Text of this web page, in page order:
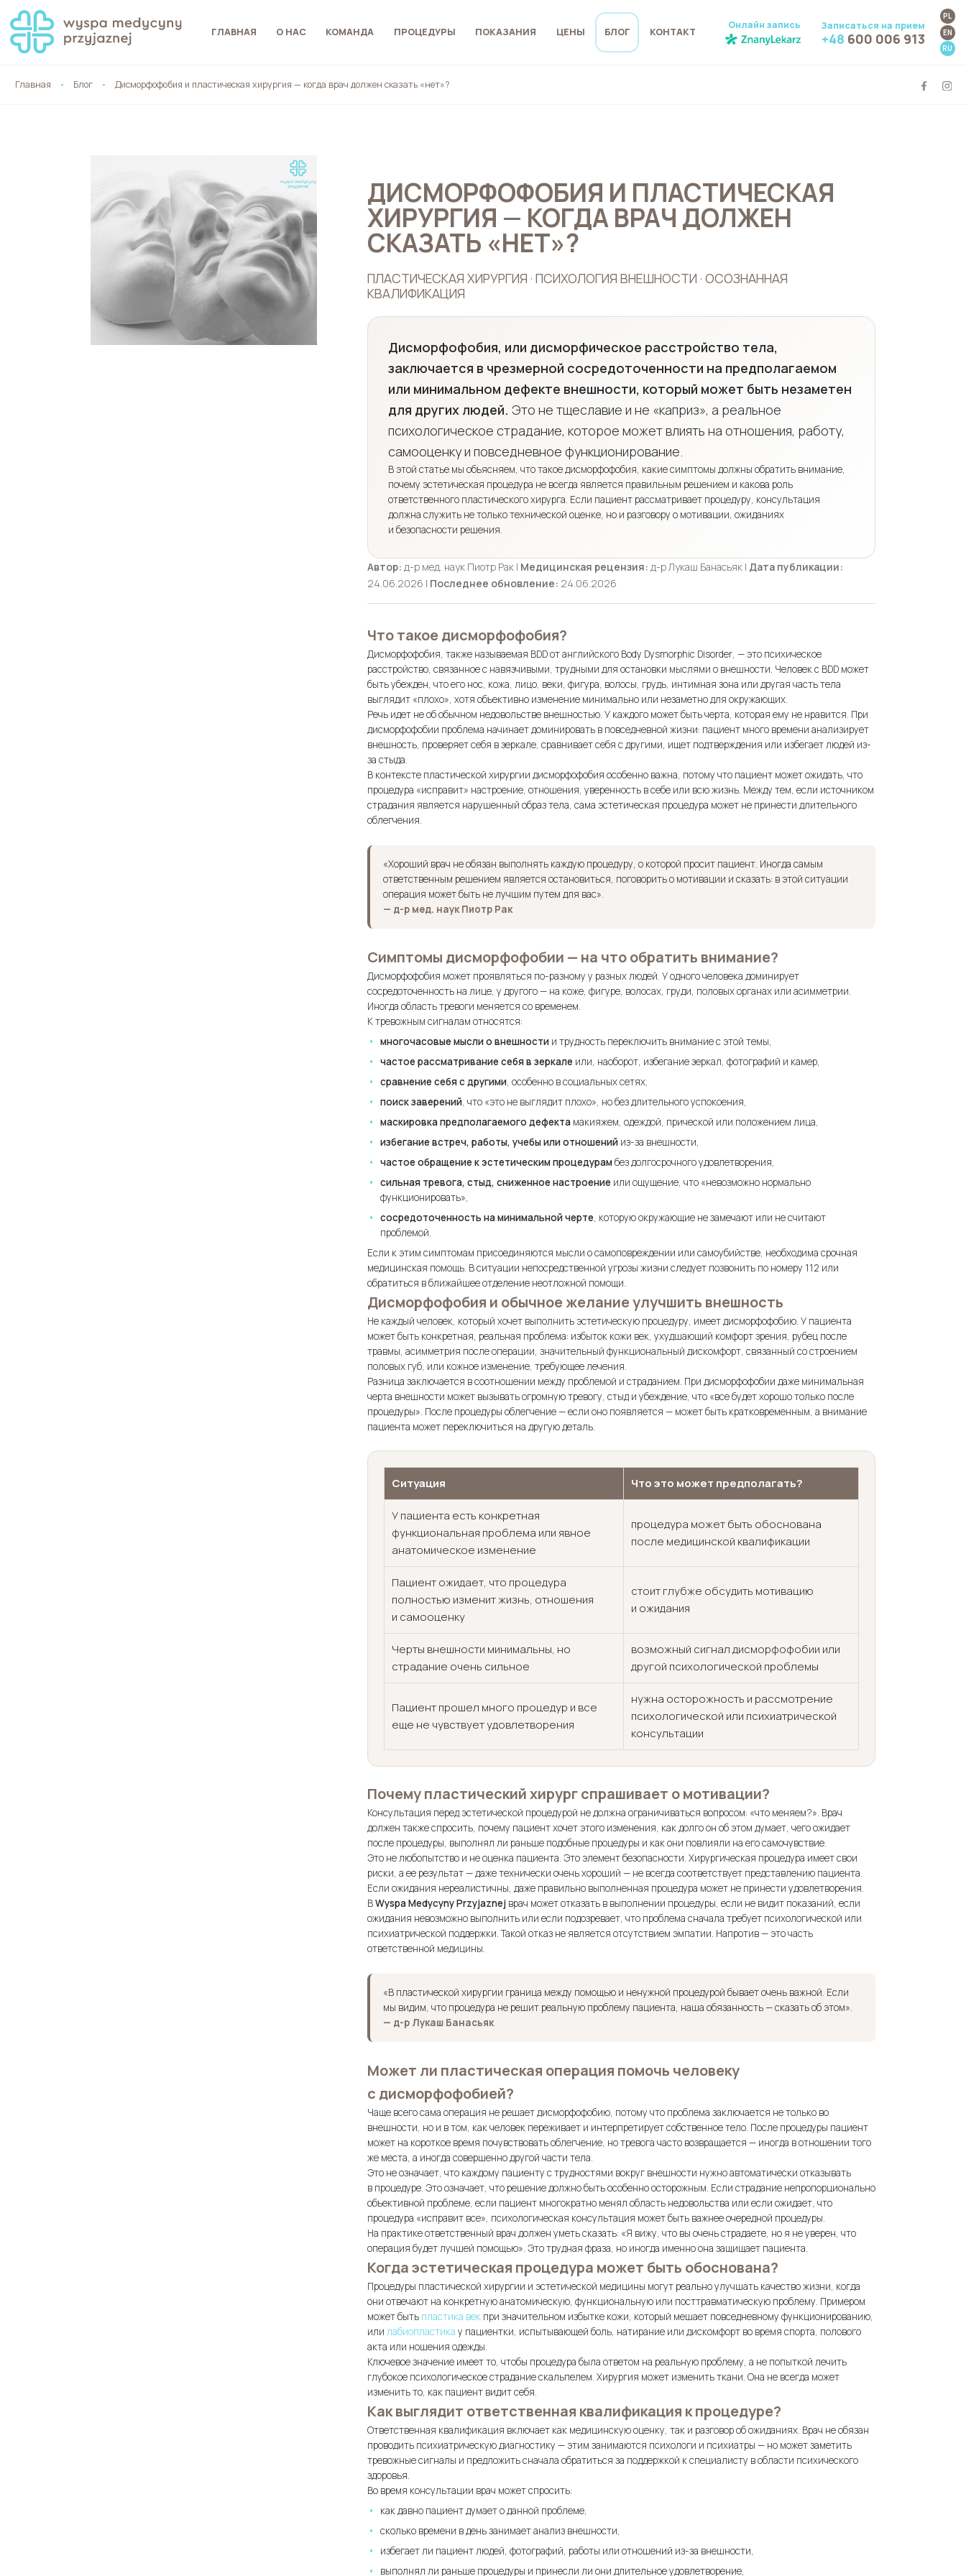
ГЛАВНАЯ О НАС КОМАНДА ПРОЦЕДУРЫ ПОКАЗАНИЯ ЦЕНЫ БЛОГ КОНТАКТ
Онлайн запись Записаться на прием
+48 600 006 913
PL
EN
RU
Главная Блог Дисморфофобия и пластическая хирургия — когда врач должен сказать «нет»?
ДИСМОРФОФОБИЯ И ПЛАСТИЧЕСКАЯ
ХИРУРГИЯ — КОГДА ВРАЧ ДОЛЖЕН
СКАЗАТЬ «НЕТ»?
ПЛАСТИЧЕСКАЯ ХИРУРГИЯ · ПСИХОЛОГИЯ ВНЕШНОСТИ · ОСОЗНАННАЯ
КВАЛИФИКАЦИЯ
Дисморфофобия, или дисморфическое расстройство тела,
заключается в чрезмерной сосредоточенности на предполагаемом
или минимальном дефекте внешности, который может быть незаметен
для других людей. Это не тщеславие и не «каприз», а реальное
психологическое страдание, которое может влиять на отношения, работу,
самооценку и повседневное функционирование.
В этой статье мы объясняем, что такое дисморфофобия, какие симптомы должны обратить внимание,
почему эстетическая процедура не всегда является правильным решением и какова роль
ответственного пластического хирурга. Если пациент рассматривает процедуру, консультация
должна служить не только технической оценке, но и разговору о мотивации, ожиданиях
и безопасности решения.
Автор: д-р мед. наук Пиотр Рак | Медицинская рецензия: д-р Лукаш Банасьяк | Дата публикации:
24.06.2026 | Последнее обновление: 24.06.2026
Что такое дисморфофобия?
Дисморфофобия, также называемая BDD от английского Body Dysmorphic Disorder, — это психическое
расстройство, связанное с навязчивыми, трудными для остановки мыслями о внешности. Человек с BDD может
быть убежден, что его нос, кожа, лицо, веки, фигура, волосы, грудь, интимная зона или другая часть тела
выглядит «плохо», хотя объективно изменение минимально или незаметно для окружающих.
Речь идет не об обычном недовольстве внешностью. У каждого может быть черта, которая ему не нравится. При
дисморфофобии проблема начинает доминировать в повседневной жизни: пациент много времени анализирует
внешность, проверяет себя в зеркале, сравнивает себя с другими, ищет подтверждения или избегает людей из-
за стыда.
В контексте пластической хирургии дисморфофобия особенно важна, потому что пациент может ожидать, что
процедура «исправит» настроение, отношения, уверенность в себе или всю жизнь. Между тем, если источником
страдания является нарушенный образ тела, сама эстетическая процедура может не принести длительного
облегчения.
«Хороший врач не обязан выполнять каждую процедуру, о которой просит пациент. Иногда самым
ответственным решением является остановиться, поговорить о мотивации и сказать: в этой ситуации
операция может быть не лучшим путем для вас».
— д-р мед. наук Пиотр Рак
Симптомы дисморфофобии — на что обратить внимание?
Дисморфофобия может проявляться по-разному у разных людей. У одного человека доминирует
сосредоточенность на лице, у другого — на коже, фигуре, волосах, груди, половых органах или асимметрии.
Иногда область тревоги меняется со временем.
К тревожным сигналам относятся:
многочасовые мысли о внешностии трудность переключить внимание с этой темы,
частое рассматривание себя в зеркале или, наоборот, избегание зеркал, фотографий и камер,
сравнение себя с другими, особенно в социальных сетях,
поиск заверений, что «это не выглядит плохо», но без длительного успокоения,
маскировка предполагаемого дефектамакияжем, одеждой, прической или положением лица,
избегание встреч, работы, учебы или отношенийиз-за внешности,
частое обращение к эстетическим процедурамбез долгосрочного удовлетворения,
сильная тревога, стыд, сниженное настроение или ощущение, что «невозможно нормально
функционировать»,
сосредоточенность на минимальной черте, которую окружающие не замечают или не считают
проблемой.
Если к этим симптомам присоединяются мысли о самоповреждении или самоубийстве, необходима срочная
медицинская помощь. В ситуации непосредственной угрозы жизни следует позвонить по номеру 112 или
обратиться в ближайшее отделение неотложной помощи.
Дисморфофобия и обычное желание улучшить внешность
Не каждый человек, который хочет выполнить эстетическую процедуру, имеет дисморфофобию. У пациента
может быть конкретная, реальная проблема: избыток кожи век, ухудшающий комфорт зрения, рубец после
травмы, асимметрия после операции, значительный функциональный дискомфорт, связанный со строением
половых губ, или кожное изменение, требующее лечения.
Разница заключается в соотношении между проблемой и страданием. При дисморфофобии даже минимальная
черта внешности может вызывать огромную тревогу, стыд и убеждение, что «все будет хорошо только после
процедуры». После процедуры облегчение — если оно появляется — может быть кратковременным, а внимание
пациента может переключиться на другую деталь.
Ситуация Что это может предполагать?
У пациента есть конкретная
функциональная проблема или явное
анатомическое изменение
процедура может быть обоснована
после медицинской квалификации
Пациент ожидает, что процедура
полностью изменит жизнь, отношения
и самооценку
стоит глубже обсудить мотивацию
и ожидания
Черты внешности минимальны, но
страдание очень сильное
возможный сигнал дисморфофобии или
другой психологической проблемы
Пациент прошел много процедур и все
еще не чувствует удовлетворения
нужна осторожность и рассмотрение
психологической или психиатрической
консультации
Почему пластический хирург спрашивает о мотивации?
Консультация перед эстетической процедурой не должна ограничиваться вопросом: «что меняем?». Врач
должен также спросить, почему пациент хочет этого изменения, как долго он об этом думает, чего ожидает
после процедуры, выполнял ли раньше подобные процедуры и как они повлияли на его самочувствие.
Это не любопытство и не оценка пациента. Это элемент безопасности. Хирургическая процедура имеет свои
риски, а ее результат — даже технически очень хороший — не всегда соответствует представлению пациента.
Если ожидания нереалистичны, даже правильно выполненная процедура может не принести удовлетворения.
ВWyspa Medycyny Przyjaznej врач может отказать в выполнении процедуры, если не видит показаний, если
ожидания невозможно выполнить или если подозревает, что проблема сначала требует психологической или
психиатрической поддержки. Такой отказ не является отсутствием эмпатии. Напротив — это часть
ответственной медицины.
«В пластической хирургии граница между помощью и ненужной процедурой бывает очень важной. Если
мы видим, что процедура не решит реальную проблему пациента, наша обязанность — сказать об этом».
— д-р Лукаш Банасьяк
Может ли пластическая операция помочь человеку
с дисморфофобией?
Чаще всего сама операция не решает дисморфофобию, потому что проблема заключается не только во
внешности, но и в том, как человек переживает и интерпретирует собственное тело. После процедуры пациент
может на короткое время почувствовать облегчение, но тревога часто возвращается — иногда в отношении того
же места, а иногда совершенно другой части тела.
Это не означает, что каждому пациенту с трудностями вокруг внешности нужно автоматически отказывать
в процедуре. Это означает, что решение должно быть особенно осторожным. Если страдание непропорционально
объективной проблеме, если пациент многократно менял область недовольства или если ожидает, что
процедура «исправит все», психологическая консультация может быть важнее очередной процедуры.
На практике ответственный врач должен уметь сказать: «Я вижу, что вы очень страдаете, но я не уверен, что
операция будет лучшей помощью». Это трудная фраза, но иногда именно она защищает пациента.
Когда эстетическая процедура может быть обоснована?
Процедуры пластической хирургии и эстетической медицины могут реально улучшать качество жизни, когда
они отвечают на конкретную анатомическую, функциональную или посттравматическую проблему. Примером
может быть пластика век при значительном избытке кожи, который мешает повседневному функционированию,
или лабиопластика у пациентки, испытывающей боль, натирание или дискомфорт во время спорта, полового
акта или ношения одежды.
Ключевое значение имеет то, чтобы процедура была ответом на реальную проблему, а не попыткой лечить
глубокое психологическое страдание скальпелем. Хирургия может изменить ткани. Она не всегда может
изменить то, как пациент видит себя.
Как выглядит ответственная квалификация к процедуре?
Ответственная квалификация включает как медицинскую оценку, так и разговор об ожиданиях. Врач не обязан
проводить психиатрическую диагностику — этим занимаются психологи и психиатры — но может заметить
тревожные сигналы и предложить сначала обратиться за поддержкой к специалисту в области психического
здоровья.
Во время консультации врач может спросить:
как давно пациент думает о данной проблеме,
сколько времени в день занимает анализ внешности,
избегает ли пациент людей, фотографий, работы или отношений из-за внешности,
выполнял ли раньше процедуры и принесли ли они длительное удовлетворение,